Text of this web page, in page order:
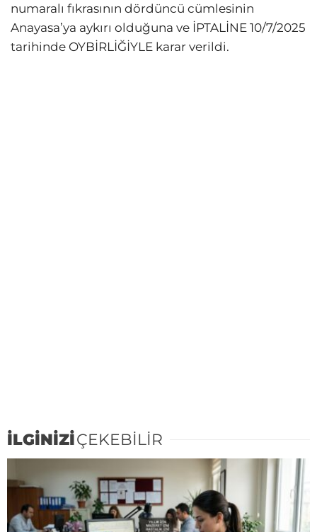
numaralı fıkrasının dördüncü cümlesinin
Anayasa’ya aykırı olduğuna ve İPTALİNE 10/7/2025
tarihinde OYBİRLİĞİYLE karar verildi.
İLGİNİZİÇEKEBİLİR